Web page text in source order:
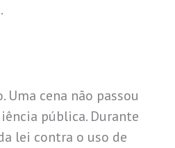
Uma cena não passou
pública. Durante
lei contra o uso de